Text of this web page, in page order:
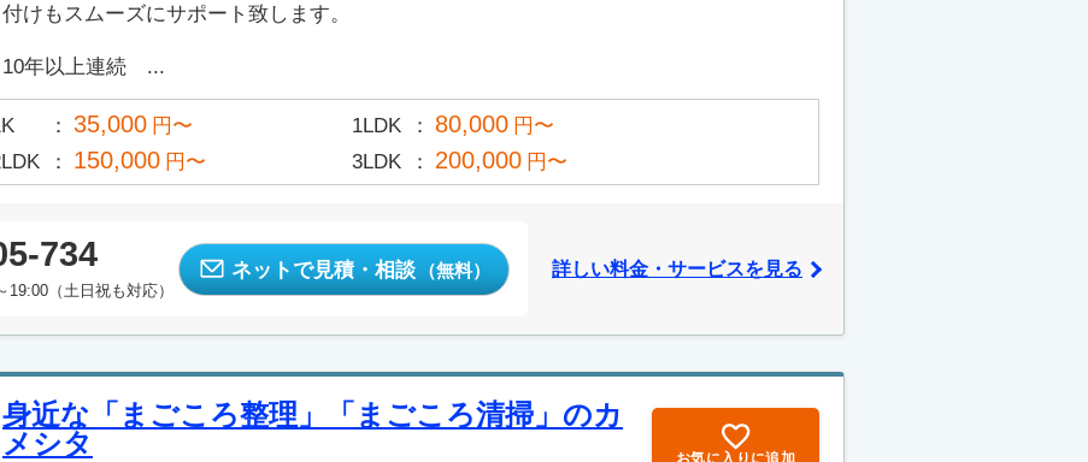
付けもスムーズにサポート致します。
10年以上連続 ...
35,000 円〜 1LDK 80,000 円〜
150,000 円〜 3LDK 200,000 円〜
734
（土日祝も対応）
ネットで見積・相談 （無料） 詳しい料金・サービスを見る
身近な「まごころ整理」「まごころ清掃」のカ
メシタ
お気に入りに追加